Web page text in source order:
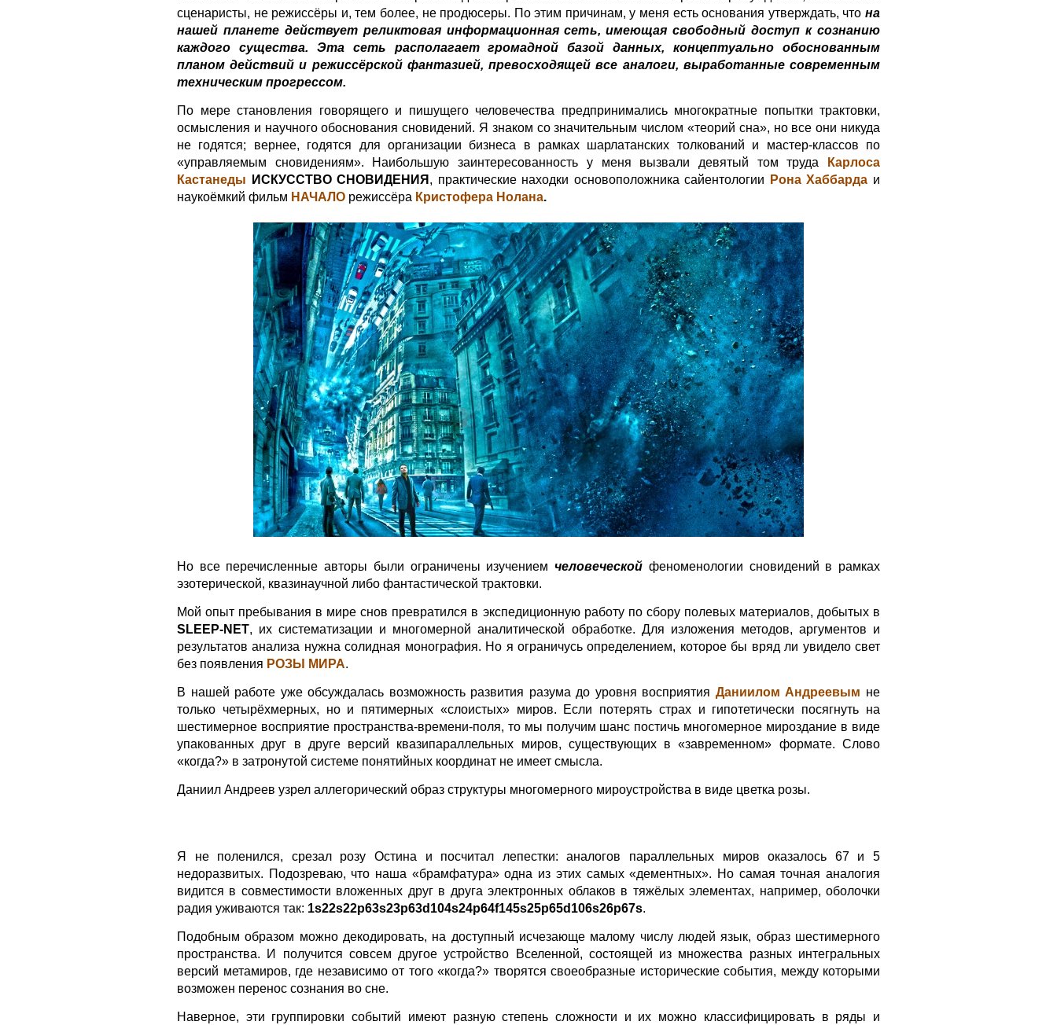
сценаристы, не режиссёры и, тем более, не продюсеры. По этим причинам, у меня есть основания утверждать, что на
нашей планете действует реликтовая информационная сеть, имеющая свободный доступ к сознанию
каждого существа. Эта сеть располагает громадной базой данных, концептуально обоснованным
планом действий и режиссёрской фантазией, превосходящей все аналоги, выработанные современным
техническим прогрессом.
По мере становления говорящего и пишущего человечества предпринимались многократные попытки трактовки,
осмысления и научного обоснования сновидений. Я знаком со значительным числом «теорий сна», но все они никуда
не годятся; вернее, годятся для организации бизнеса в рамках шарлатанских толкований и мастер-классов по
«управляемым сновидениям». Наибольшую заинтересованность у меня вызвали девятый том труда
Карлоса
Кастанеды ИСКУССТВО СНОВИДЕНИЯ , практические находки основоположника сайентологии Рона Хаббарда и
наукоёмкий фильм НАЧАЛО режиссёра Кристофера Нолана.
Но все перечисленные авторы были ограничены изучениемчеловеческой феноменологии сновидений в рамках
эзотерической, квазинаучной либо фантастической трактовки.
Мой опыт пребывания в мире снов превратился в экспедиционную работу по сбору полевых материалов, добытых в
SLEEP-NET, их систематизации и многомерной аналитической обработке. Для изложения методов, аргументов и
результатов анализа нужна солидная монография. Но я ограничусь определением, которое бы вряд ли увидело свет
без появления РОЗЫ МИРА.
В нашей работе уже обсуждалась возможность развития разума до уровня восприятия Даниилом Андреевым не
только четырёхмерных, но и пятимерных «слоистых» миров. Если потерять страх и гипотетически посягнуть на
шестимерное восприятие пространства-времени-поля, то мы получим шанс постичь многомерное мироздание в виде
упакованных друг в друге версий квазипараллельных миров, существующих в «завременном» формате. Слово
«когда?» в затронутой системе понятийных координат не имеет смысла.
Даниил Андреев узрел аллегорический образ структуры многомерного мироустройства в виде цветка розы.
Я не поленился, срезал розу Остина и посчитал лепестки: аналогов параллельных миров оказалось 67 и 5
недоразвитых. Подозреваю, что наша «брамфатура» одна из этих самых «дементных». Но самая точная аналогия
видится в совместимости вложенных друг в друга электронных облаков в тяжёлых элементах, например, оболочки
радия уживаются так: 1s22s22p63s23p63d104s24p64f145s25p65d106s26p67s.
Подобным образом можно декодировать, на доступный исчезающе малому числу людей язык, образ шестимерного
пространства. И получится совсем другое устройство Вселенной, состоящей из множества разных интегральных
версий метамиров, где независимо от того «когда?» творятся своеобразные исторические события, между которыми
возможен перенос сознания во сне.
Наверное, эти группировки событий имеют разную степень сложности и их можно классифицировать в ряды и